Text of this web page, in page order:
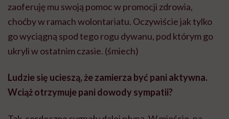
zaoferuję mu swoją pomoc w promocji zdrowia,
choćby w ramach wolontariatu. Oczywiście jak tylko
go wyciągną spod tego rogu dywanu, pod którym go
ukryli w ostatnim czasie. (śmiech)
Ludzie się ucieszą, że zamierza być pani aktywna.
Wciąż otrzymuje pani dowody sympatii?